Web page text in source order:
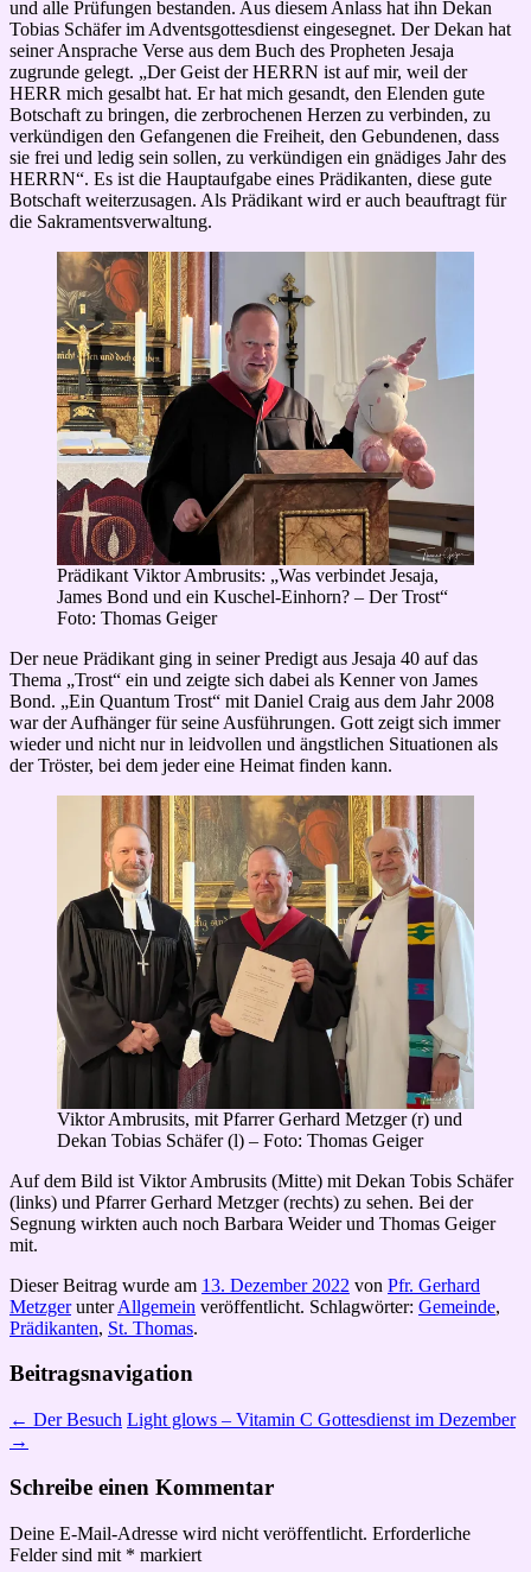
und alle Prüfungen bestanden. Aus diesem Anlass hat ihn Dekan
Tobias Schäfer im Adventsgottesdienst eingesegnet. Der Dekan hat
seiner Ansprache Verse aus dem Buch des Propheten Jesaja
zugrunde gelegt. „Der Geist der HERRN ist auf mir, weil der
HERR mich gesalbt hat. Er hat mich gesandt, den Elenden gute
Botschaft zu bringen, die zerbrochenen Herzen zu verbinden, zu
verkündigen den Gefangenen die Freiheit, den Gebundenen, dass
sie frei und ledig sein sollen, zu verkündigen ein gnädiges Jahr des
HERRN“. Es ist die Hauptaufgabe eines Prädikanten, diese gute
Botschaft weiterzusagen. Als Prädikant wird er auch beauftragt für
die Sakramentsverwaltung.
Prädikant Viktor Ambrusits: „Was verbindet Jesaja,
James Bond und ein Kuschel-Einhorn? – Der Trost“
Foto: Thomas Geiger
Der neue Prädikant ging in seiner Predigt aus Jesaja 40 auf das
Thema „Trost“ ein und zeigte sich dabei als Kenner von James
Bond. „Ein Quantum Trost“ mit Daniel Craig aus dem Jahr 2008
war der Aufhänger für seine Ausführungen. Gott zeigt sich immer
wieder und nicht nur in leidvollen und ängstlichen Situationen als
der Tröster, bei dem jeder eine Heimat finden kann.
Viktor Ambrusits, mit Pfarrer Gerhard Metzger (r) und
Dekan Tobias Schäfer (l) – Foto: Thomas Geiger
Auf dem Bild ist Viktor Ambrusits (Mitte) mit Dekan Tobis Schäfer
(links) und Pfarrer Gerhard Metzger (rechts) zu sehen. Bei der
Segnung wirkten auch noch Barbara Weider und Thomas Geiger
mit.
Dieser Beitrag wurde am 13. Dezember 2022 von Pfr. Gerhard
MetzgerunterAllgemein veröffentlicht. Schlagwörter: Gemeinde,
Prädikanten, St. Thomas.
Beitragsnavigation
← Der Besuch Light glows – Vitamin C Gottesdienst im Dezember
→
Schreibe einen Kommentar
Deine E-Mail-Adresse wird nicht veröffentlicht. Erforderliche
Felder sind mit * markiert